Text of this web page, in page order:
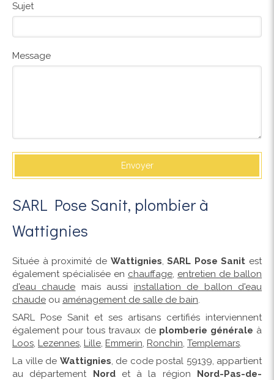
Sujet
Message
Envoyer
SARL Pose Sanit, plombier à
Wattignies
Située à proximité de Wattignies,SARL Pose Sanit est
également spécialisée en chauffage, entretien de ballon
d'eau chaude mais aussi installation de ballon d'eau
chaude ou aménagement de salle de bain.
SARL Pose Sanit et ses artisans certifiés interviennent
également pour tous travaux de plomberie générale à
Loos, Lezennes, Lille, Emmerin, Ronchin, Templemars.
La ville de Wattignies, de code postal 59139, appartient
au département Nordet à la région Nord-Pas-de-